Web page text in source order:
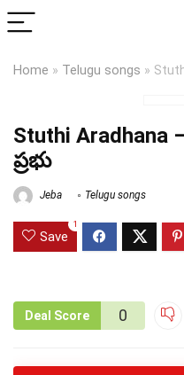
Home » Telugu songs »
Stuthi Aradhana
ప్రభు
Jeba Telugu songs
Save
1
Deal Score 0